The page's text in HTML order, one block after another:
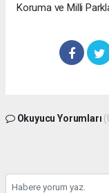
Koruma ve Milli
Okuyucu Yorumları